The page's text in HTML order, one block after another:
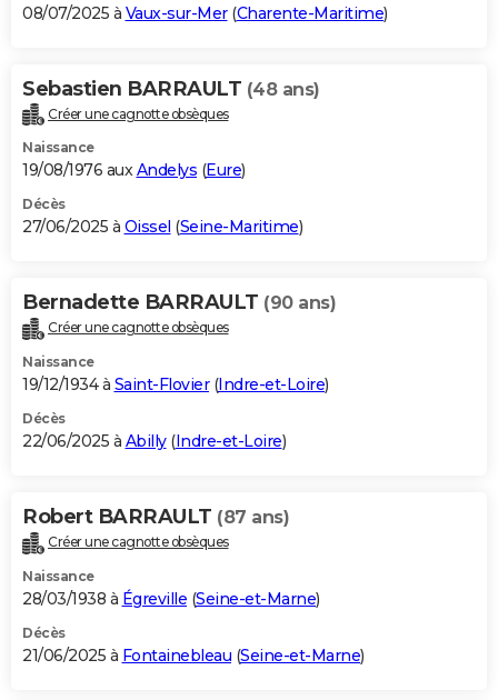
08/07/2025 à Vaux-sur-Mer(Charente-Maritime)
Sebastien BARRAULT (48 ans)
Créer une cagnotte obsèques
Naissance
19/08/1976 auxAndelys (Eure)
Décès
27/06/2025 à Oissel (Seine-Maritime)
Bernadette BARRAULT (90 ans)
Créer une cagnotte obsèques
Naissance
19/12/1934 à Saint-Flovier(Indre-et-Loire)
Décès
22/06/2025 à Abilly(Indre-et-Loire)
Robert BARRAULT (87 ans)
Créer une cagnotte obsèques
Naissance
28/03/1938 à Égreville (Seine-et-Marne)
Décès
21/06/2025 à Fontainebleau (Seine-et-Marne)